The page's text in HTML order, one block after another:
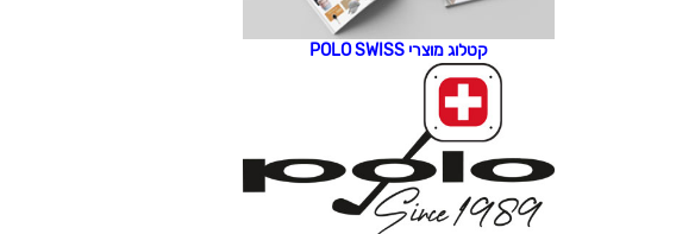
קטלוג מוצרי POLO SWISS